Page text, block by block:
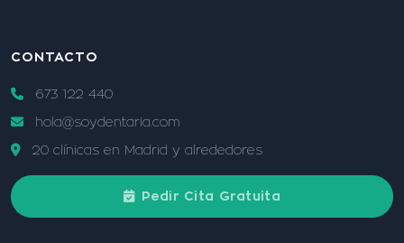
CONTACTO
673 122 440
hola@soydentaria.com
20 clínicas en Madrid y alrededores
Pedir Cita Gratuita